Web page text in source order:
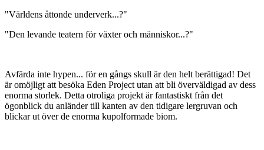
"Världens åttonde underverk...?"
"Den levande teatern för växter och människor...?"
Avfärda inte hypen... för en gångs skull är den helt berättigad! Det
är omöjligt att besöka Eden Project utan att bli överväldigad av dess
enorma storlek. Detta otroliga projekt är fantastiskt från det
ögonblick du anländer till kanten av den tidigare lergruvan och
blickar ut över de enorma kupolformade biom.